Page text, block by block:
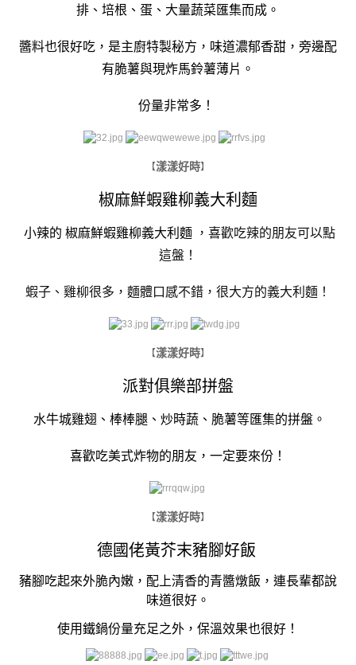
排、培根、蛋、大量蔬菜匯集而成。
醬料也很好吃，是主廚特製秘方，味道濃郁香甜，旁邊配
有脆薯與現炸馬鈴薯薄片。
份量非常多！
【漾漾好時】
椒麻鮮蝦雞柳義大利麵
小辣的 椒麻鮮蝦雞柳義大利麵
，喜歡吃辣的朋友可以點
這盤！
蝦子、雞柳很多，麵體口感不錯，很大方的義大利麵！
【漾漾好時】
派對俱樂部拼盤
水牛城雞翅、棒棒腿、炒時蔬、脆薯等匯集的拼盤。
喜歡吃美式炸物的朋友，一定要來份！
【漾漾好時】
德國佬黃芥末豬腳好飯
豬腳吃起來外脆內嫩，配上清香的青醬燉飯，連長輩都說
味道很好。
使用鐵鍋份量充足之外，保溫效果也很好！